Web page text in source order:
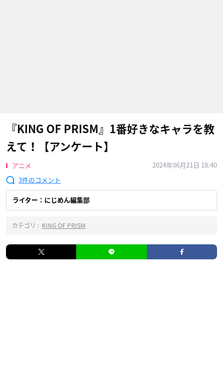
『KING OF PRISM』1番好きなキャラを教
えて！【アンケート】
アニメ
2024年06月21日 18:40
3
ライター：にじめん編集部
カテゴリ : KING OF PRISM